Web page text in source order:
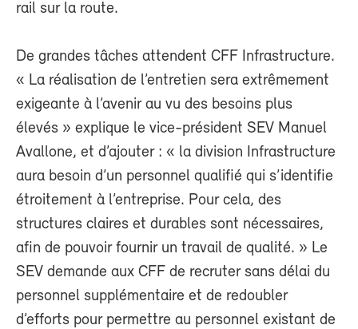
rail sur la route.
De grandes tâches attendent CFF Infrastructure.
« La réalisation de l’entretien sera extrêmement
exigeante à l’avenir au vu des besoins plus
élevés » explique le vice-président SEV Manuel
Avallone, et d’ajouter : « la division Infrastructure
aura besoin d’un personnel qualifié qui s’identifie
étroitement à l’entreprise. Pour cela, des
structures claires et durables sont nécessaires,
afin de pouvoir fournir un travail de qualité. » Le
SEV demande aux CFF de recruter sans délai du
personnel supplémentaire et de redoubler
d’efforts pour permettre au personnel existant de